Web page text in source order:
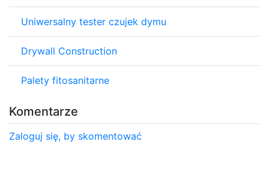
Uniwersalny tester czujek dymu
Drywall Construction
Palety fitosanitarne
Komentarze
Zaloguj się, by skomentować